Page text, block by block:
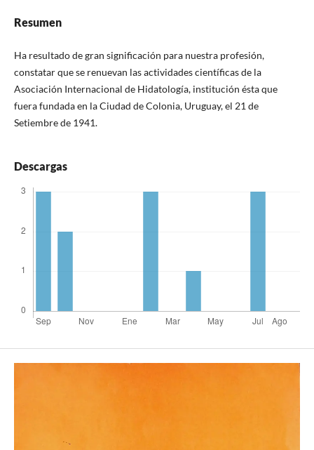
Resumen
Ha resultado de gran significación para nuestra profesión,
constatar que se renuevan las actividades científicas de la
Asociación Internacional de Hidatología, institución ésta que
fuera fundada en la Ciudad de Colonia, Uruguay, el 21 de
Setiembre de 1941.
Descargas